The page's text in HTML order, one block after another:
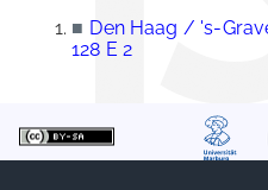
■ Den Haag / 's-
128 E 2